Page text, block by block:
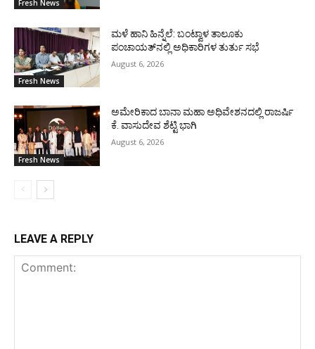
Fresh News
Fresh News
ಮಳೆ ಹಾನಿ ಹಿನ್ನೆಲೆ: ಬಂಟ್ವಾಳ ತಾಲೂಕು
ಪಂಚಾಯತ್‌ನಲ್ಲಿ ಅಧಿಕಾರಿಗಳ ತುರ್ತು ಸಭೆ
August 6, 2026
Fresh News
ಅಮೇರಿಕಾದ ಬಾನಾ ಮಹಾ ಅಧಿವೇಶನದಲ್ಲಿ ರಾಜರ್ಷಿ
ಕೆ. ವಾಸುದೇವ ಶೆಟ್ಟಿ ಭಾಗಿ
August 6, 2026
LEAVE A REPLY